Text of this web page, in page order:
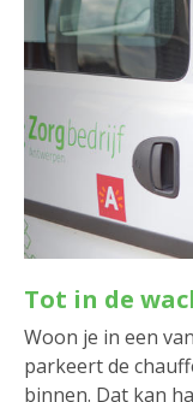
Tot in de
Woon je in een
parkeert de
binnen. Dat kan